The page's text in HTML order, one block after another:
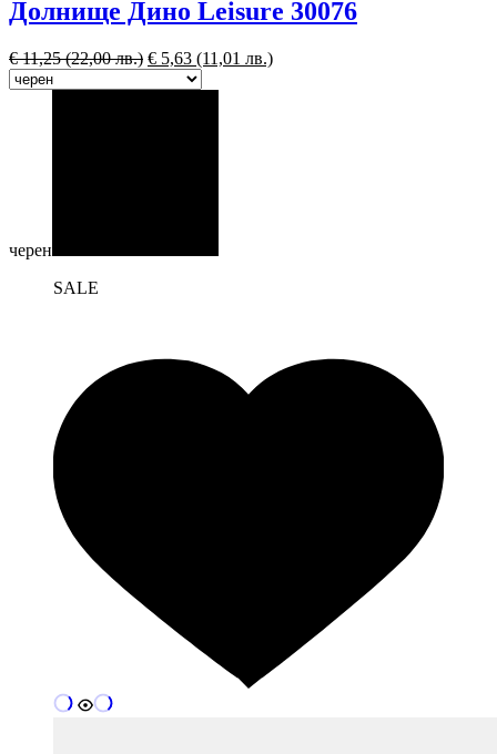
Долнище Дино Leisure 30076
€11,25(22,00 лв.) € 5,63 (11,01 лв.)
черен
SALE